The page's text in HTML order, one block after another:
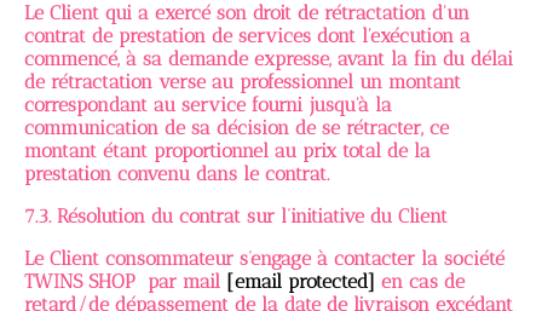
Le Client qui a exercé son droit de rétractation d'un
contrat de prestation de services dont l'exécution a
commencé, à sa demande expresse, avant la fin du délai
de rétractation verse au professionnel un montant
correspondant au service fourni jusqu'à la
communication de sa décision de se rétracter, ce
montant étant proportionnel au prix total de la
prestation convenu dans le contrat.
7.3. Résolution du contrat sur l’initiative du Client
Le Client consommateur s’engage à contacter la société
TWINS SHOP par mail [email protected] en cas de
retard/de dépassement de la date de livraison excédant